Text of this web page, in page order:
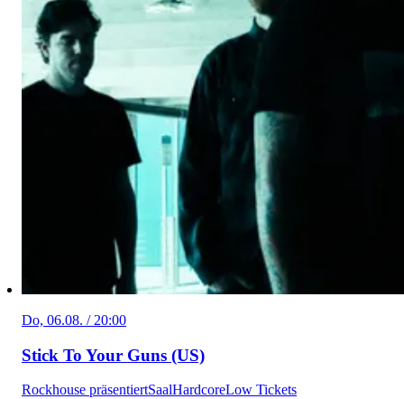
Do, 06.08. / 20:00
Stick To Your Guns (US)
Rockhouse präsentiertSaalHardcoreLow Tickets